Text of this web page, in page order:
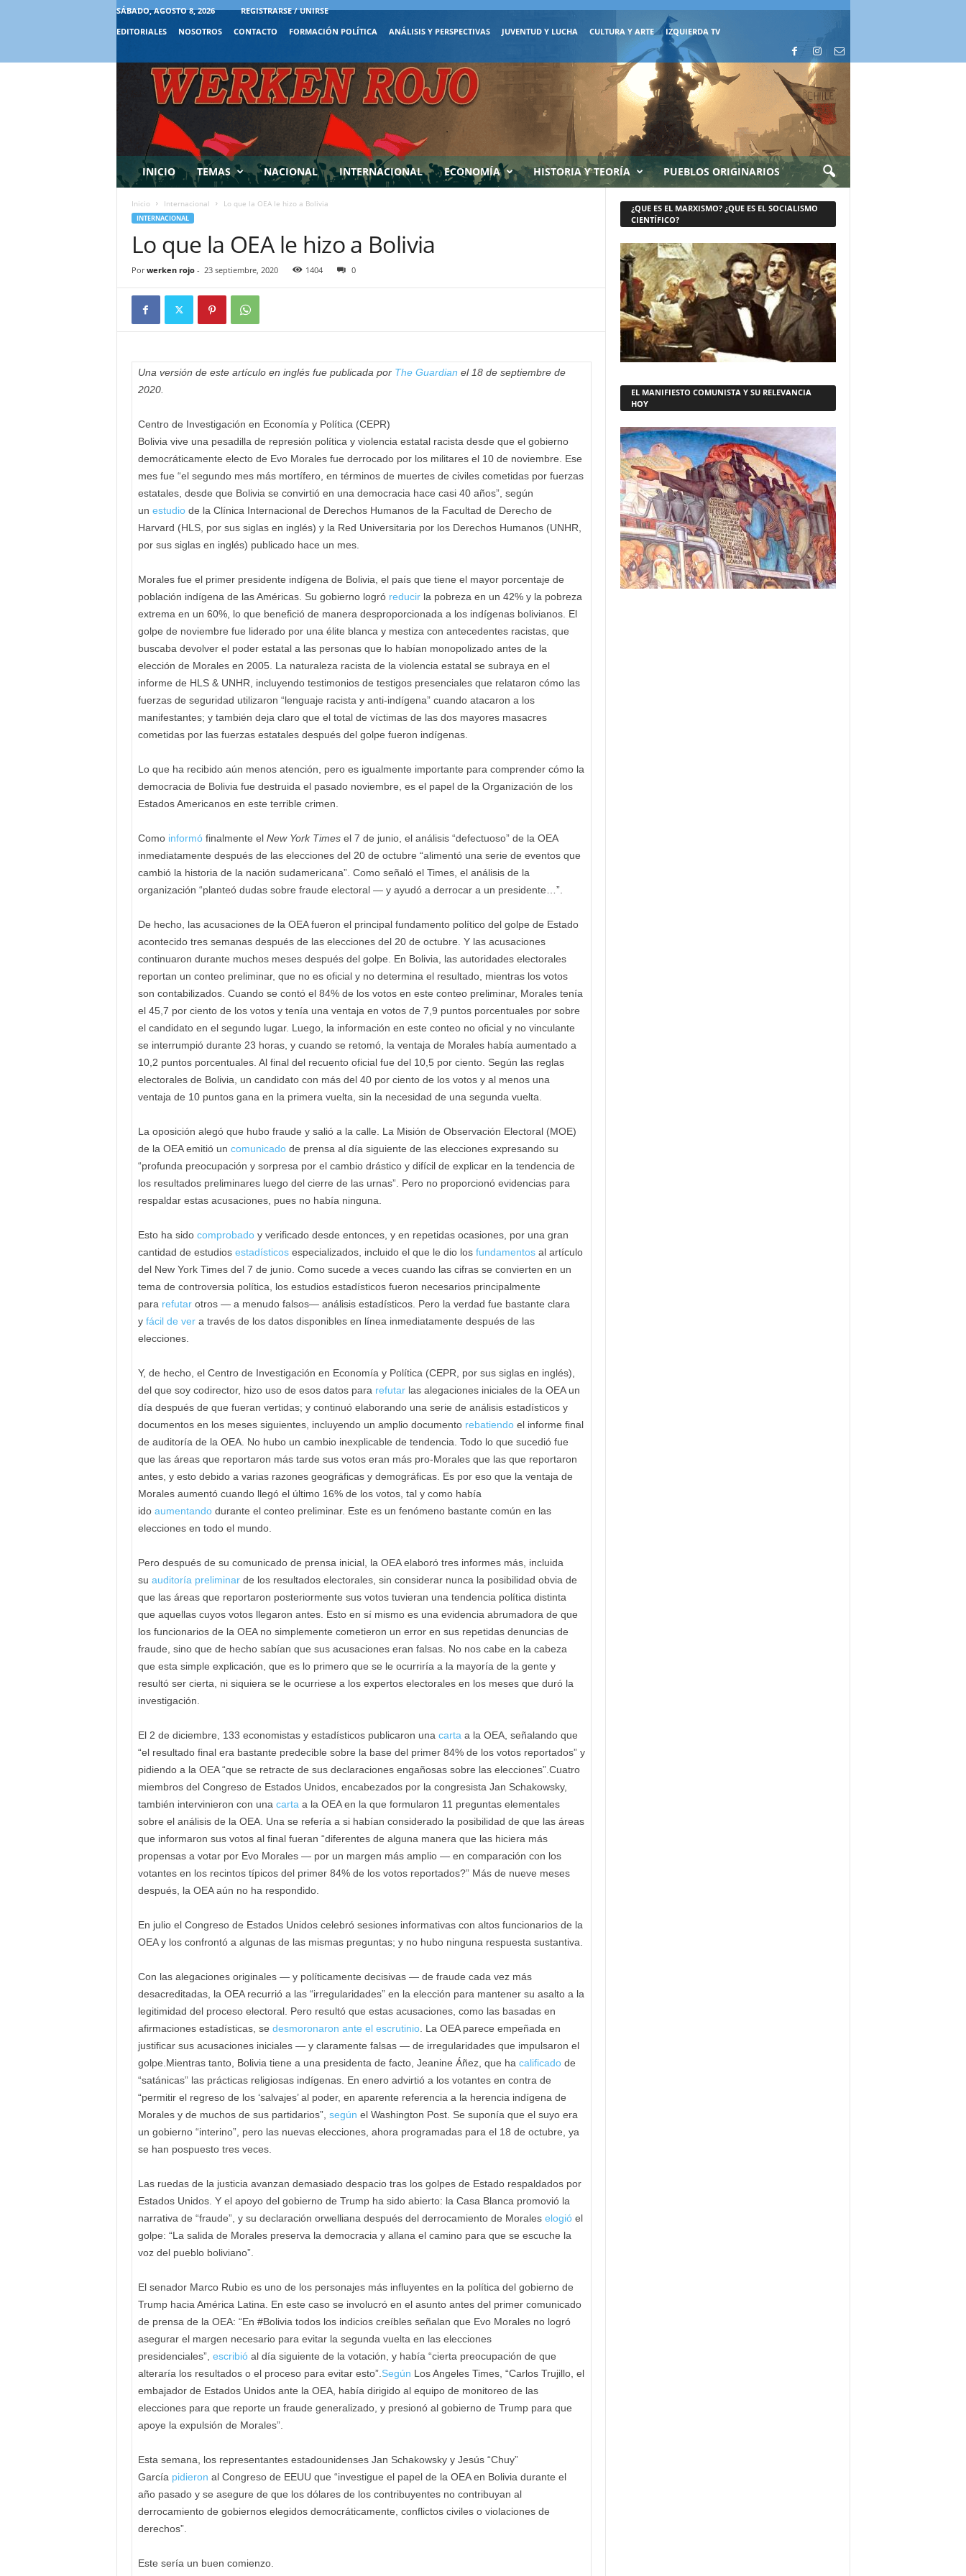
SÁBADO, AGOSTO 8, 2026
REGISTRARSE / UNIRSE
EDITORIALES
NOSOTROS CONTACTO FORMACIÓN POLÍTICA ANÁLISIS Y PERSPECTIVAS JUVENTUD Y LUCHA CULTURA Y ARTE IZQUIERDA TV
INICIO TEMAS NACIONAL INTERNACIONAL ECONOMÍA HISTORIA Y TEORÍA PUEBLOS ORIGINARIOS
Inicio Internacional Lo que la OEA le hizo a Bolivia
INTERNACIONAL
Lo que la OEA le hizo a Bolivia
Por werken rojo- 23 septiembre, 2020 1404 0
Una versión de este artículo en inglés fue publicada por The Guardian el 18 de septiembre de
2020.
Centro de Investigación en Economía y Política (CEPR)
Bolivia vive una pesadilla de represión política y violencia estatal racista desde que el gobierno
democráticamente electo de Evo Morales fue derrocado por los militares el 10 de noviembre. Ese
mes fue “el segundo mes más mortífero, en términos de muertes de civiles cometidas por fuerzas
estatales, desde que Bolivia se convirtió en una democracia hace casi 40 años”, según
un estudiode la Clínica Internacional de Derechos Humanos de la Facultad de Derecho de
Harvard (HLS, por sus siglas en inglés) y la Red Universitaria por los Derechos Humanos (UNHR,
por sus siglas en inglés) publicado hace un mes.
Morales fue el primer presidente indígena de Bolivia, el país que tiene el mayor porcentaje de
población indígena de las Américas. Su gobierno logró reducirla pobreza en un 42% y la pobreza
extrema en un 60%, lo que benefició de manera desproporcionada a los indígenas bolivianos. El
golpe de noviembre fue liderado por una élite blanca y mestiza con antecedentes racistas, que
buscaba devolver el poder estatal a las personas que lo habían monopolizado antes de la
elección de Morales en 2005. La naturaleza racista de la violencia estatal se subraya en el
informe de HLS & UNHR, incluyendo testimonios de testigos presenciales que relataron cómo las
fuerzas de seguridad utilizaron “lenguaje racista y anti-indígena” cuando atacaron a los
manifestantes; y también deja claro que el total de víctimas de las dos mayores masacres
cometidas por las fuerzas estatales después del golpe fueron indígenas.
Lo que ha recibido aún menos atención, pero es igualmente importante para comprender cómo la
democracia de Bolivia fue destruida el pasado noviembre, es el papel de la Organización de los
Estados Americanos en este terrible crimen.
Como informófinalmente el New York Timesel 7 de junio, el análisis “defectuoso” de la OEA
inmediatamente después de las elecciones del 20 de octubre “alimentó una serie de eventos que
cambió la historia de la nación sudamericana”. Como señaló el Times, el análisis de la
organización “planteó dudas sobre fraude electoral — y ayudó a derrocar a un presidente…”.
De hecho, las acusaciones de la OEA fueron el principal fundamento político del golpe de Estado
acontecido tres semanas después de las elecciones del 20 de octubre. Y las acusaciones
continuaron durante muchos meses después del golpe. En Bolivia, las autoridades electorales
reportan un conteo preliminar, que no es oficial y no determina el resultado, mientras los votos
son contabilizados. Cuando se contó el 84% de los votos en este conteo preliminar, Morales tenía
el 45,7 por ciento de los votos y tenía una ventaja en votos de 7,9 puntos porcentuales por sobre
el candidato en el segundo lugar. Luego, la información en este conteo no oficial y no vinculante
se interrumpió durante 23 horas, y cuando se retomó, la ventaja de Morales había aumentado a
10,2 puntos porcentuales. Al final del recuento oficial fue del 10,5 por ciento. Según las reglas
electorales de Bolivia, un candidato con más del 40 por ciento de los votos y al menos una
ventaja de 10 puntos gana en la primera vuelta, sin la necesidad de una segunda vuelta.
La oposición alegó que hubo fraude y salió a la calle. La Misión de Observación Electoral (MOE)
de la OEA emitió un comunicadode prensa al día siguiente de las elecciones expresando su
“profunda preocupación y sorpresa por el cambio drástico y difícil de explicar en la tendencia de
los resultados preliminares luego del cierre de las urnas”. Pero no proporcionó evidencias para
respaldar estas acusaciones, pues no había ninguna.
Esto ha sido comprobadoy verificado desde entonces, y en repetidas ocasiones, por una gran
cantidad de estudios estadísticosespecializados, incluido el que le dio los fundamentosal artículo
del New York Times del 7 de junio. Como sucede a veces cuando las cifras se convierten en un
tema de controversia política, los estudios estadísticos fueron necesarios principalmente
para refutarotros — a menudo falsos— análisis estadísticos. Pero la verdad fue bastante clara
y fácil de vera través de los datos disponibles en línea inmediatamente después de las
elecciones.
Y, de hecho, el Centro de Investigación en Economía y Política (CEPR, por sus siglas en inglés),
del que soy codirector, hizo uso de esos datos para refutarlas alegaciones iniciales de la OEA un
día después de que fueran vertidas; y continuó elaborando una serie de análisis estadísticos y
documentos en los meses siguientes, incluyendo un amplio documento rebatiendoel informe final
de auditoría de la OEA. No hubo un cambio inexplicable de tendencia. Todo lo que sucedió fue
que las áreas que reportaron más tarde sus votos eran más pro-Morales que las que reportaron
antes, y esto debido a varias razones geográficas y demográficas. Es por eso que la ventaja de
Morales aumentó cuando llegó el último 16% de los votos, tal y como había
ido aumentandodurante el conteo preliminar. Este es un fenómeno bastante común en las
elecciones en todo el mundo.
Pero después de su comunicado de prensa inicial, la OEA elaboró tres informes más, incluida
su auditoría preliminarde los resultados electorales, sin considerar nunca la posibilidad obvia de
que las áreas que reportaron posteriormente sus votos tuvieran una tendencia política distinta
que aquellas cuyos votos llegaron antes. Esto en sí mismo es una evidencia abrumadora de que
los funcionarios de la OEA no simplemente cometieron un error en sus repetidas denuncias de
fraude, sino que de hecho sabían que sus acusaciones eran falsas. No nos cabe en la cabeza
que esta simple explicación, que es lo primero que se le ocurriría a la mayoría de la gente y
resultó ser cierta, ni siquiera se le ocurriese a los expertos electorales en los meses que duró la
investigación.
El 2 de diciembre, 133 economistas y estadísticos publicaron una carta a la OEA, señalando que
“el resultado final era bastante predecible sobre la base del primer 84% de los votos reportados” y
pidiendo a la OEA “que se retracte de sus declaraciones engañosas sobre las elecciones”.Cuatro
miembros del Congreso de Estados Unidos, encabezados por la congresista Jan Schakowsky,
también intervinieron con una carta a la OEA en la que formularon 11 preguntas elementales
sobre el análisis de la OEA. Una se refería a si habían considerado la posibilidad de que las áreas
que informaron sus votos al final fueran “diferentes de alguna manera que las hiciera más
propensas a votar por Evo Morales — por un margen más amplio — en comparación con los
votantes en los recintos típicos del primer 84% de los votos reportados?” Más de nueve meses
después, la OEA aún no ha respondido.
En julio el Congreso de Estados Unidos celebró sesiones informativas con altos funcionarios de la
OEA y los confrontó a algunas de las mismas preguntas; y no hubo ninguna respuesta sustantiva.
Con las alegaciones originales — y políticamente decisivas — de fraude cada vez más
desacreditadas, la OEA recurrió a las “irregularidades” en la elección para mantener su asalto a la
legitimidad del proceso electoral. Pero resultó que estas acusaciones, como las basadas en
afirmaciones estadísticas, se desmoronaron ante el escrutinio. La OEA parece empeñada en
justificar sus acusaciones iniciales — y claramente falsas — de irregularidades que impulsaron el
golpe.Mientras tanto, Bolivia tiene a una presidenta de facto, Jeanine Áñez, que ha calificadode
“satánicas” las prácticas religiosas indígenas. En enero advirtió a los votantes en contra de
“permitir el regreso de los ‘salvajes’ al poder, en aparente referencia a la herencia indígena de
Morales y de muchos de sus partidarios”, según el Washington Post. Se suponía que el suyo era
un gobierno “interino”, pero las nuevas elecciones, ahora programadas para el 18 de octubre, ya
se han pospuesto tres veces.
Las ruedas de la justicia avanzan demasiado despacio tras los golpes de Estado respaldados por
Estados Unidos. Y el apoyo del gobierno de Trump ha sido abierto: la Casa Blanca promovió la
narrativa de “fraude”, y su declaración orwelliana después del derrocamiento de Morales elogióel
golpe: “La salida de Morales preserva la democracia y allana el camino para que se escuche la
voz del pueblo boliviano”.
El senador Marco Rubio es uno de los personajes más influyentes en la política del gobierno de
Trump hacia América Latina. En este caso se involucró en el asunto antes del primer comunicado
de prensa de la OEA: “En #Bolivia todos los indicios creíbles señalan que Evo Morales no logró
asegurar el margen necesario para evitar la segunda vuelta en las elecciones
presidenciales”, escribióal día siguiente de la votación, y había “cierta preocupación de que
alteraría los resultados o el proceso para evitar esto”. Según Los Angeles Times, “Carlos Trujillo, el
embajador de Estados Unidos ante la OEA, había dirigido al equipo de monitoreo de las
elecciones para que reporte un fraude generalizado, y presionó al gobierno de Trump para que
apoye la expulsión de Morales”.
Esta semana, los representantes estadounidenses Jan Schakowsky y Jesús “Chuy”
García pidieron al Congreso de EEUU que “investigue el papel de la OEA en Bolivia durante el
año pasado y se asegure de que los dólares de los contribuyentes no contribuyan al
derrocamiento de gobiernos elegidos democráticamente, conflictos civiles o violaciones de
derechos”.
Este sería un buen comienzo.
¿QUE ES EL MARXISMO? ¿QUE ES EL SOCIALISMO
CIENTÍFICO?
EL MANIFIESTO COMUNISTA Y SU RELEVANCIA
HOY